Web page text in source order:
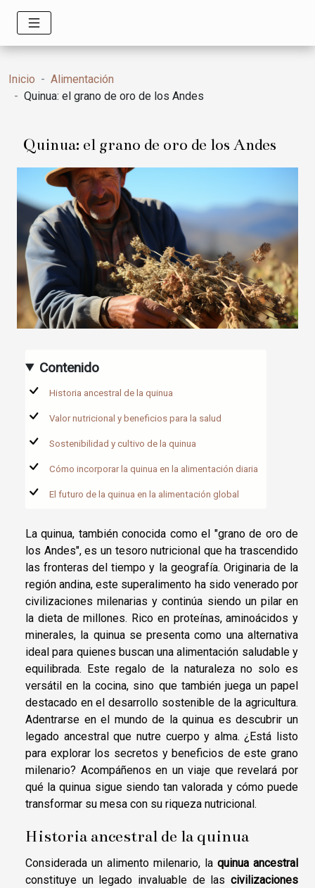
Inicio
Alimentación
Quinua: el grano de oro de los Andes
Quinua: el grano de oro de los Andes
Contenido
Historia ancestral de la quinua
Valor nutricional y beneficios para la salud
Sostenibilidad y cultivo de la quinua
Cómo incorporar la quinua en la alimentación diaria
El futuro de la quinua en la alimentación global
La quinua, también conocida como el "grano de oro de
los Andes", es un tesoro nutricional que ha trascendido
las fronteras del tiempo y la geografía. Originaria de la
región andina, este superalimento ha sido venerado por
civilizaciones milenarias y continúa siendo un pilar en
la dieta de millones. Rico en proteínas, aminoácidos y
minerales, la quinua se presenta como una alternativa
ideal para quienes buscan una alimentación saludable y
equilibrada. Este regalo de la naturaleza no solo es
versátil en la cocina, sino que también juega un papel
destacado en el desarrollo sostenible de la agricultura.
Adentrarse en el mundo de la quinua es descubrir un
legado ancestral que nutre cuerpo y alma. ¿Está listo
para explorar los secretos y beneficios de este grano
milenario? Acompáñenos en un viaje que revelará por
qué la quinua sigue siendo tan valorada y cómo puede
transformar su mesa con su riqueza nutricional.
Historia ancestral de la quinua
Considerada un alimento milenario, la quinua ancestral
constituye un legado invaluable de las civilizaciones